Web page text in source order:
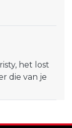
het lost
die van je